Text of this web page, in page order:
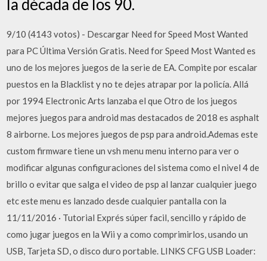
la década de los 90.
9/10 (4143 votos) - Descargar Need for Speed Most Wanted
para PC Última Versión Gratis. Need for Speed Most Wanted es
uno de los mejores juegos de la serie de EA. Compite por escalar
puestos en la Blacklist y no te dejes atrapar por la policía. Allá
por 1994 Electronic Arts lanzaba el que Otro de los juegos
mejores juegos para android mas destacados de 2018 es asphalt
8 airborne. Los mejores juegos de psp para android.Ademas este
custom firmware tiene un vsh menu menu interno para ver o
modificar algunas configuraciones del sistema como el nivel 4 de
brillo o evitar que salga el video de psp al lanzar cualquier juego
etc este menu es lanzado desde cualquier pantalla con la
11/11/2016 · Tutorial Exprés súper facil, sencillo y rápido de
como jugar juegos en la Wii y a como comprimirlos, usando un
USB, Tarjeta SD, o disco duro portable. LINKS CFG USB Loader: